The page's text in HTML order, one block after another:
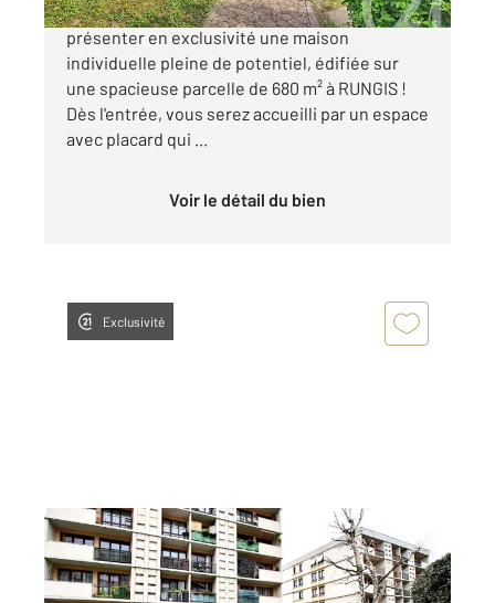
Votre agence CENTURY 21 a le plaisir de vous
présenter en exclusivité une maison
individuelle pleine de potentiel, édifiée sur
une spacieuse parcelle de 680 m² à RUNGIS !
Dès l'entrée, vous serez accueilli par un espace
avec placard qui ...
Voir le détail du bien
Exclusivité
FRESNES 94
71,41 m2, 4 pièces
Ref : 9304